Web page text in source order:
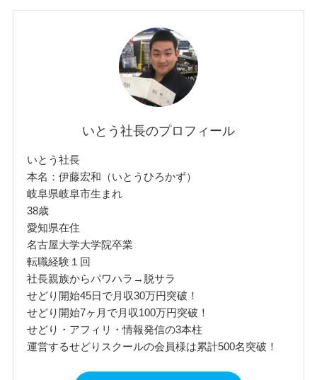
いとう社長のプロフィール
いとう社長
本名：伊藤宏和（いとうひろかず）
岐阜県岐阜市生まれ
38歳
愛知県在住
名古屋大学大学院卒業
転職経験１回
社長親族からパワハラ→脱サラ
せどり開始45日で月収30万円突破！
せどり開始7ヶ月で月収100万円突破！
せどり・アフィリ・情報発信の3本柱
運営するせどりスクールの会員様は累計500名突破！